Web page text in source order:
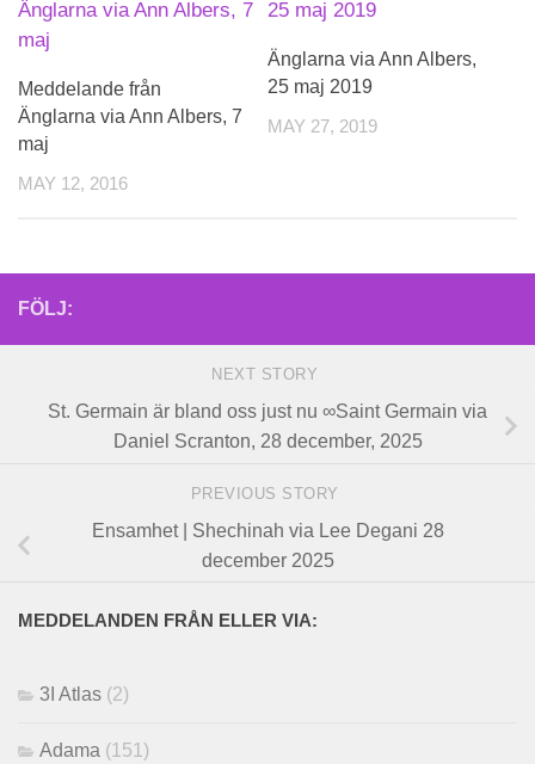
Meddelande från
Änglarna via Ann Albers, 7
maj
MAY 12, 2016
Änglarna via Ann Albers,
25 maj 2019
MAY 27, 2019
FÖLJ:
NEXT STORY
St. Germain är bland oss ​​just nu ∞Saint Germain via
Daniel Scranton, 28 december, 2025
PREVIOUS STORY
Ensamhet | Shechinah via Lee Degani 28
december 2025
MEDDELANDEN FRÅN ELLER VIA:
3I Atlas (2)
Adama (151)